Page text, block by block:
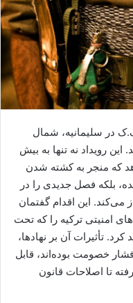
در سلیمانیه، شمال
رویداد نه تنها به بیش
که منجر به کشته شدن
بلکه فصل جدیدی را در
می‌کند. این اقدام گفتمان
امنیتی ترکیه را که تحت
کرد. تأثیرات آن بر نهادها،
خصومت بوده‌اند، قابل
تا اصلاحات قانون